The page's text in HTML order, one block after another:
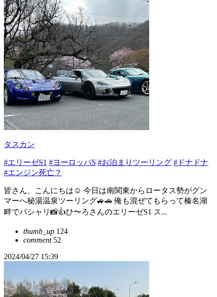
タスカン
#エリーゼS1 #ヨーロッパS #お泊まりツーリング #ドナドナ
#エンジン死亡？
皆さん、こんにちは☺️ 今日は南関東からロータス勢がグン
マーへ秘湯温泉ツーリング🚙🚗 俺も混ぜてもらって榛名湖
畔でパシャリ📸👍ひ〜ろさんのエリーゼS1 ス...
thumb_up 124
comment52
2024/04/27 15:39